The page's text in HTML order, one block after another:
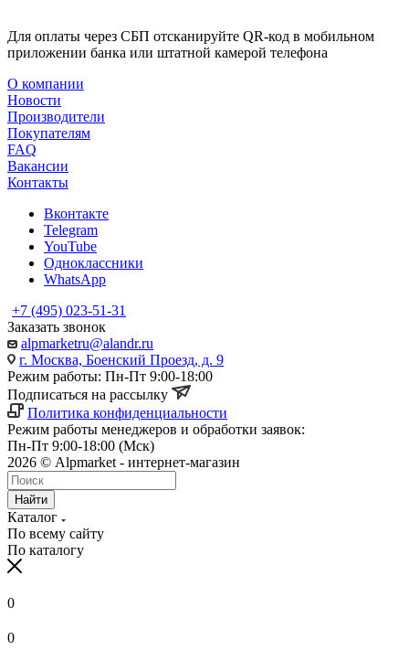
Для оплаты через СБП отсканируйте QR-код в мобильном
приложении банка или штатной камерой телефона
О компании
Новости
Производители
Покупателям
FAQ
Вакансии
Контакты
Вконтакте
Telegram
YouTube
Одноклассники
WhatsApp
+7 (495) 023-51-31
Заказать звонок
alpmarketru@alandr.ru
г. Москва, Боенский Проезд, д. 9
Режим работы: Пн-Пт 9:00-18:00
Подписаться на рассылку
Политика конфиденциальности
Режим работы менеджеров и обработки заявок:
Пн-Пт 9:00-18:00 (Мск)
2026 © Alpmarket - интернет-магазин
Найти
Каталог
По всему сайту
По каталогу
0
0